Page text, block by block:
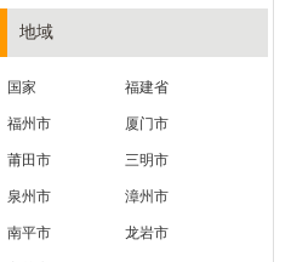
地域
国家 福建省
福州市 厦门市
莆田市 三明市
泉州市 漳州市
南平市 龙岩市